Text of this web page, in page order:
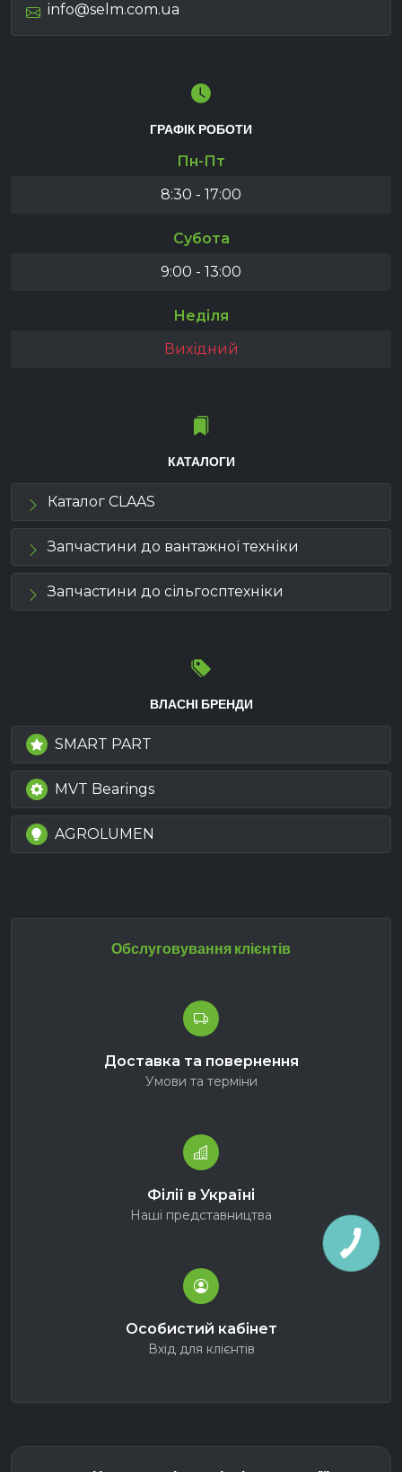
info@selm.com.ua
ГРАФІК РОБОТИ
Пн-Пт
8:30 - 17:00
Субота
9:00 - 13:00
Неділя
Вихідний
КАТАЛОГИ
Каталог CLAAS
Запчастини до вантажної техніки
Запчастини до сільгосптехніки
ВЛАСНІ БРЕНДИ
SMART PART
MVT Bearings
AGROLUMEN
Обслуговування клієнтів
Доставка та повернення
Умови та терміни
Філії в Україні
Наші представництва
Особистий кабінет
Вхід для клієнтів